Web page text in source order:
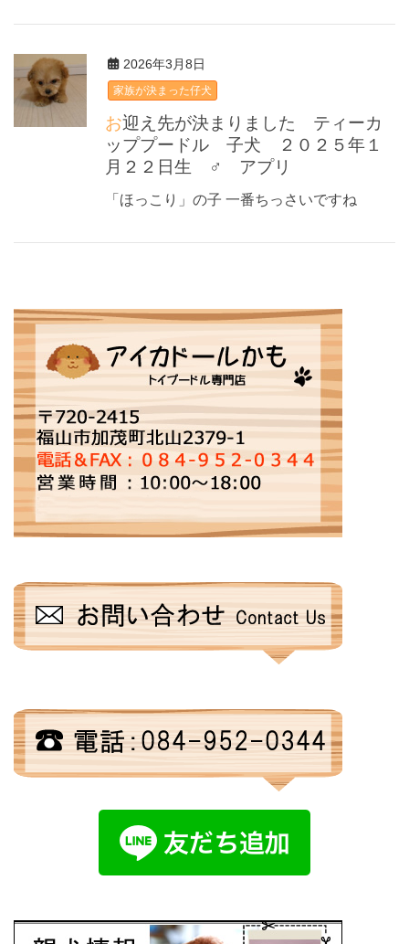
2026年3月8日
家族が決まった仔犬
お迎え先が決まりました ティーカ
ッププードル 子犬 ２０２５年１
月２２日生 ♂ アプリ
「ほっこり」の子 一番ちっさいですね